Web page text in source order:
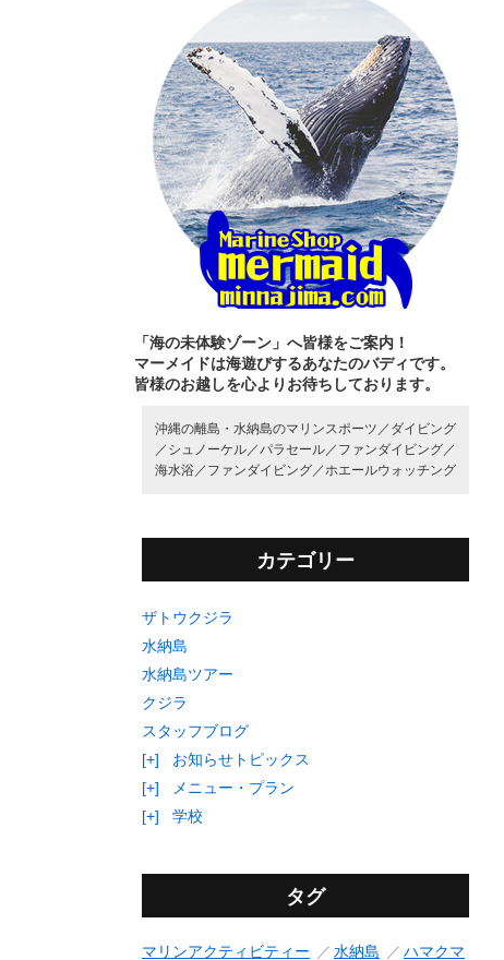
「海の未体験ゾーン」へ皆様をご案内！
マーメイドは海遊びするあなたのバディです。
皆様のお越しを心よりお待ちしております。
沖縄の離島・水納島のマリンスポーツ／ ダイビング
／ シュノーケル／ パラセール／ ファンダイビング／
海水浴／ ファンダイビング／ ホエールウォッチング
カテゴリー
ザトウクジラ
水納島
水納島ツアー
クジラ
スタッフブログ
[+]
お知らせトピックス
[+]
メニュー・プラン
[+]
学校
タグ
マリンアクティビティー 水納島
ハマクマ